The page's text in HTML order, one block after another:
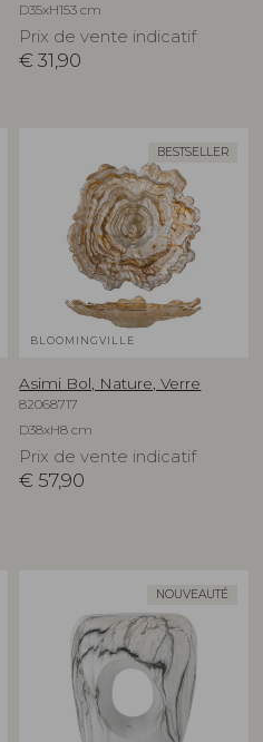
D35xH153 cm
Prix de vente indicatif
€ 31,90
BESTSELLER
BLOOMINGVILLE
Asimi Bol, Nature, Verre
82068717
D38xH8 cm
Prix de vente indicatif
€ 57,90
NOUVEAUTÉ